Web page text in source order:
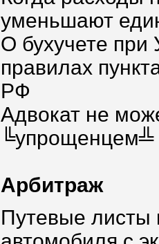
уменьшают
О бухучете
правилах
РФ
Адвокат не
╚упрощенцем╩
Арбитраж
Путевые листы